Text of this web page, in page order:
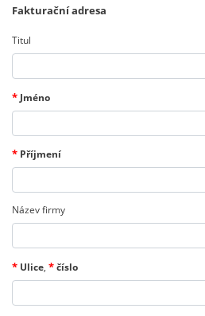
Fakturační adresa
Titul
* Jméno
* Příjmení
Název firmy
* Ulice, *číslo